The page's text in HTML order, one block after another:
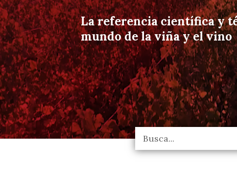
La referencia científica y
mundo de la viña y el vino